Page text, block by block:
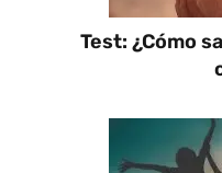
Test: ¿Cómo